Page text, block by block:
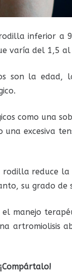
inferior a
varía del 1,5 al
son la edad,
como una
una excesiva
reduce la
su grado de
manejo
artromiolisis
¡Compártalo!